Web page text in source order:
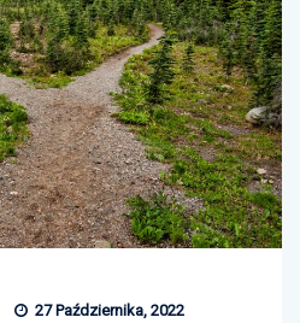
27 Października, 2022